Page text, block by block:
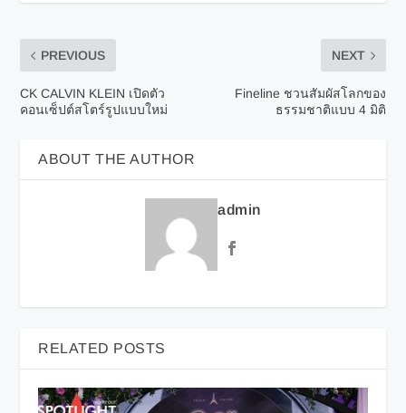
PREVIOUS
CK CALVIN KLEIN เปิดตัว
คอนเซ็ปต์สโตร์รูปแบบใหม่
NEXT
Fineline ชวนสัมผัสโลกของ
ธรรมชาติแบบ 4 มิติ
ABOUT THE AUTHOR
admin
RELATED POSTS